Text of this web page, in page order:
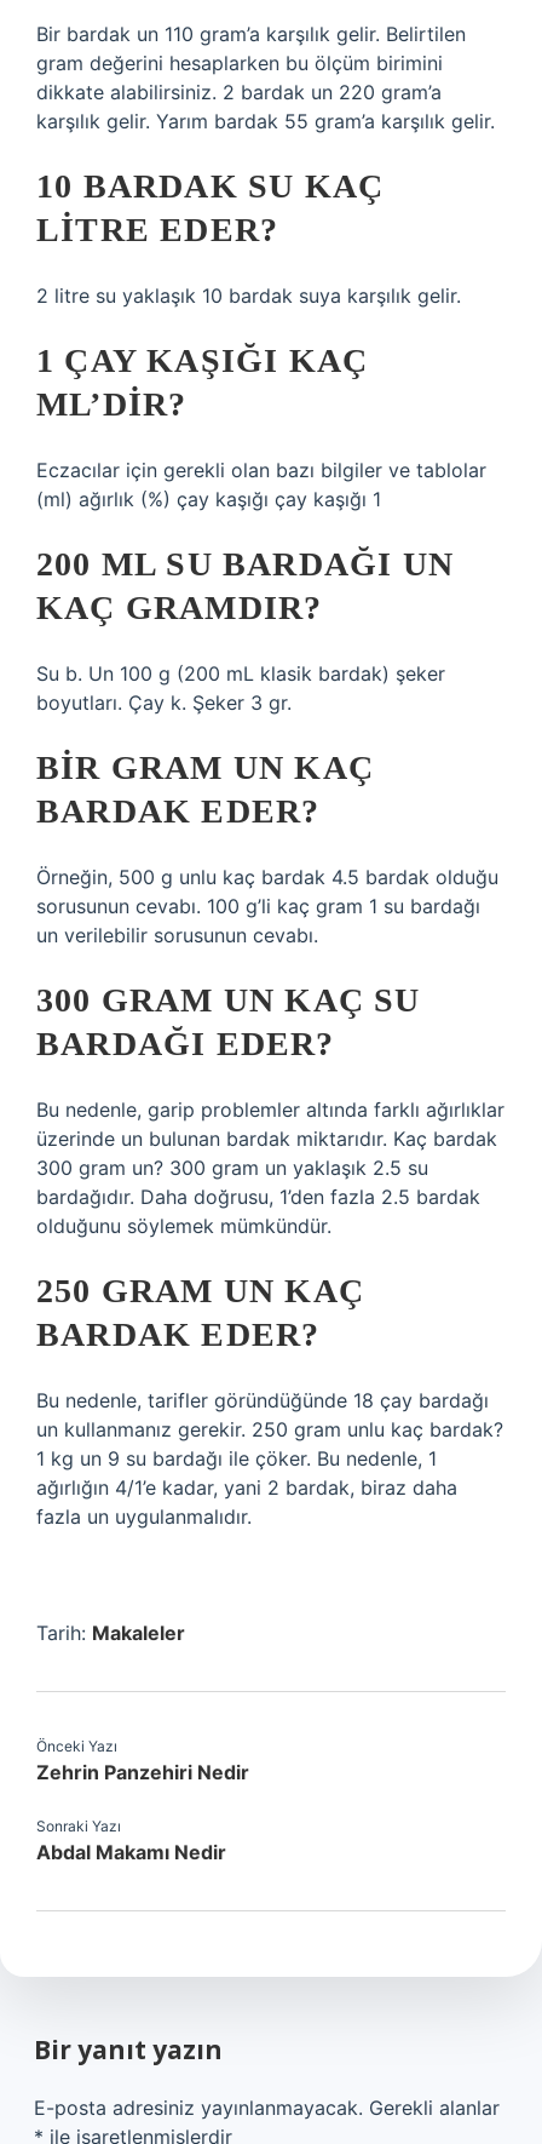
Bir bardak un 110 gram’a karşılık gelir. Belirtilen
gram değerini hesaplarken bu ölçüm birimini
dikkate alabilirsiniz. 2 bardak un 220 gram’a
karşılık gelir. Yarım bardak 55 gram’a karşılık gelir.
10 BARDAK SU KAÇ
LITRE EDER?
2 litre su yaklaşık 10 bardak suya karşılık gelir.
1 ÇAY KAŞIĞI KAÇ
ML’DIR?
Eczacılar için gerekli olan bazı bilgiler ve tablolar
(ml) ağırlık (%) çay kaşığı çay kaşığı 1
200 ML SU BARDAĞI UN
KAÇ GRAMDIR?
Su b. Un 100 g (200 mL klasik bardak) şeker
boyutları. Çay k. Şeker 3 gr.
BIR GRAM UN KAÇ
BARDAK EDER?
Örneğin, 500 g unlu kaç bardak 4.5 bardak olduğu
sorusunun cevabı. 100 g’li kaç gram 1 su bardağı
un verilebilir sorusunun cevabı.
300 GRAM UN KAÇ SU
BARDAĞI EDER?
Bu nedenle, garip problemler altında farklı ağırlıklar
üzerinde un bulunan bardak miktarıdır. Kaç bardak
300 gram un? 300 gram un yaklaşık 2.5 su
bardağıdır. Daha doğrusu, 1’den fazla 2.5 bardak
olduğunu söylemek mümkündür.
250 GRAM UN KAÇ
BARDAK EDER?
Bu nedenle, tarifler göründüğünde 18 çay bardağı
un kullanmanız gerekir. 250 gram unlu kaç bardak?
1 kg un 9 su bardağı ile çöker. Bu nedenle, 1
ağırlığın 4/1’e kadar, yani 2 bardak, biraz daha
fazla un uygulanmalıdır.
Tarih: Makaleler
Önceki Yazı
Zehrin Panzehiri Nedir
Sonraki Yazı
Abdal Makamı Nedir
Bir yanıt yazın
E-posta adresiniz yayınlanmayacak. Gerekli alanlar
* ile işaretlenmişlerdir